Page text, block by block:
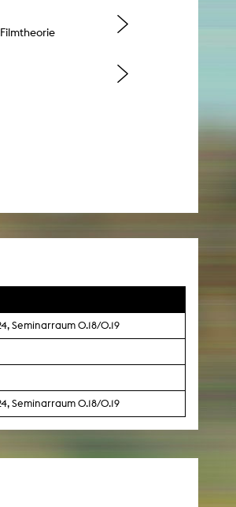
Seminarraum 0.18/0.19
Seminarraum 0.18/0.19